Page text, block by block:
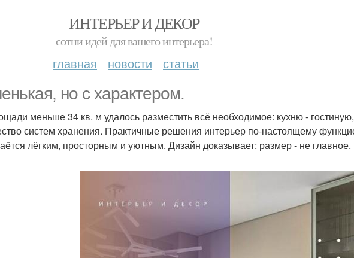
ИНТЕРЬЕР И ДЕКОР
сотни идей для вашего интерьера!
главная новости статьи
но с характером.
меньше 34 кв. м удалось разместить всё необходимое: кухню -
систем хранения. Практичные решения интерьер по-настоящему
лёгким, просторным и уютным. Дизайн доказывает: размер - не главное.